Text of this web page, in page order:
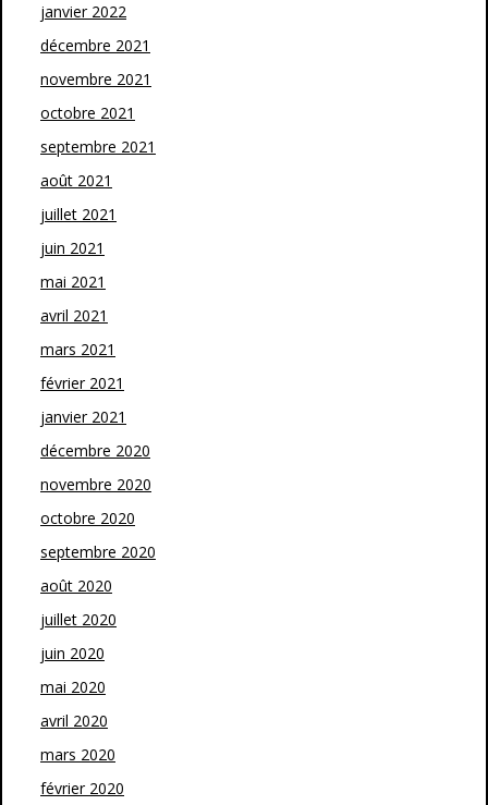
janvier 2022
décembre 2021
novembre 2021
octobre 2021
septembre 2021
août 2021
juillet 2021
juin 2021
mai 2021
avril 2021
mars 2021
février 2021
janvier 2021
décembre 2020
novembre 2020
octobre 2020
septembre 2020
août 2020
juillet 2020
juin 2020
mai 2020
avril 2020
mars 2020
février 2020